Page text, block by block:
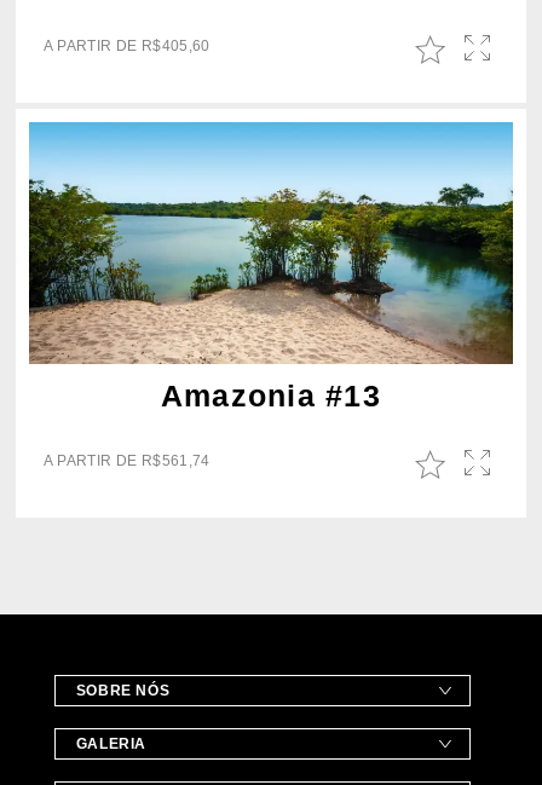
A PARTIR DE R$405,60
Amazonia #13
A PARTIR DE R$561,74
SOBRE NÓS
GALERIA